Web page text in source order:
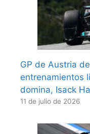
GP de Austria
entrenamientos
domina, Isack
11 de julio de 2026